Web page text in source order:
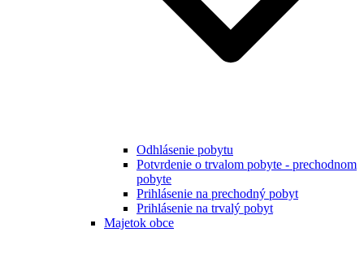
Odhlásenie pobytu
Potvrdenie o trvalom pobyte - prechodnom
pobyte
Prihlásenie na prechodný pobyt
Prihlásenie na trvalý pobyt
Majetok obce